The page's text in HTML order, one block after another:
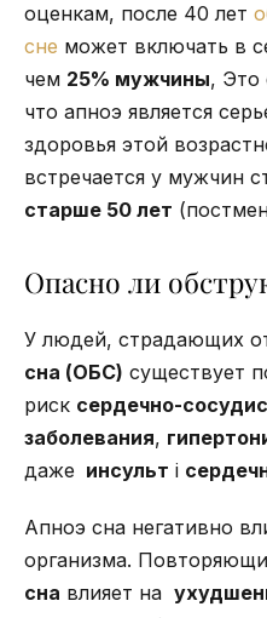
оценкам, после 40 лет
сне может включать в
чем 25% мужчины, Это
что апноэ является
здоровья этой
встречается у мужчин
старше 50 лет
Опасно ли
У людей, страдающих
сна (ОБС) существует
риск сердечно-
заболевания,
даже инсульт i
Апноэ сна негативно
организма.
сна влияет на